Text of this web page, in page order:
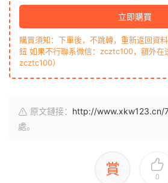
立即購買
購買須知：下單後，不跳轉，重新返回資
鈕 如果不行聯系微信：zcztc100，額外在
zcztc100）
原文鏈接： http://www.xkw123.cn/
處。
賞 0